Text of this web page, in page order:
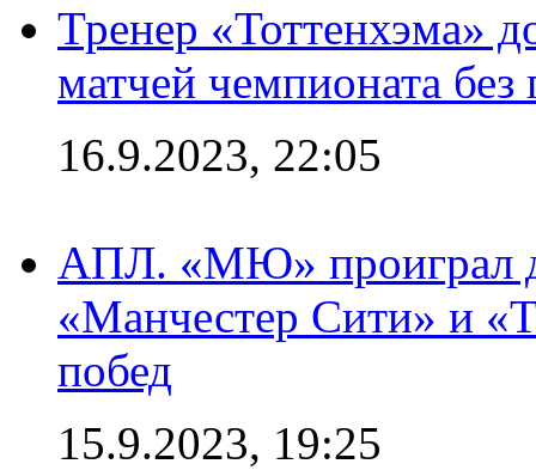
Тренер «Тоттенхэма»
матчей чемпионата
16.9.2023, 22:05
АПЛ. «МЮ» проиграл
«Манчестер Сити» и
побед
15.9.2023, 19:25